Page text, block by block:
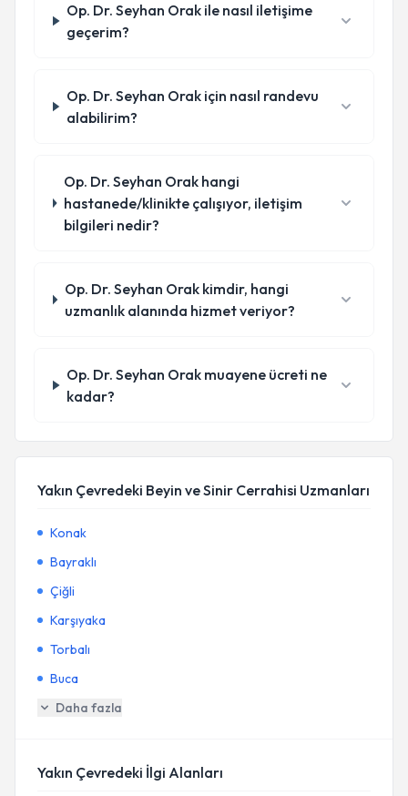
Op. Dr. Seyhan Orak ile nasıl iletişime
geçerim?
Op. Dr. Seyhan Orak için nasıl randevu
alabilirim?
Op. Dr. Seyhan Orak hangi
hastanede/klinikte çalışıyor, iletişim
bilgileri nedir?
Op. Dr. Seyhan Orak kimdir, hangi
uzmanlık alanında hizmet veriyor?
Op. Dr. Seyhan Orak muayene ücreti ne
kadar?
Yakın Çevredeki Beyin ve Sinir Cerrahisi Uzmanları
Konak
Bayraklı
Çiğli
Karşıyaka
Torbalı
Buca
Daha fazla
Yakın Çevredeki İlgi Alanları